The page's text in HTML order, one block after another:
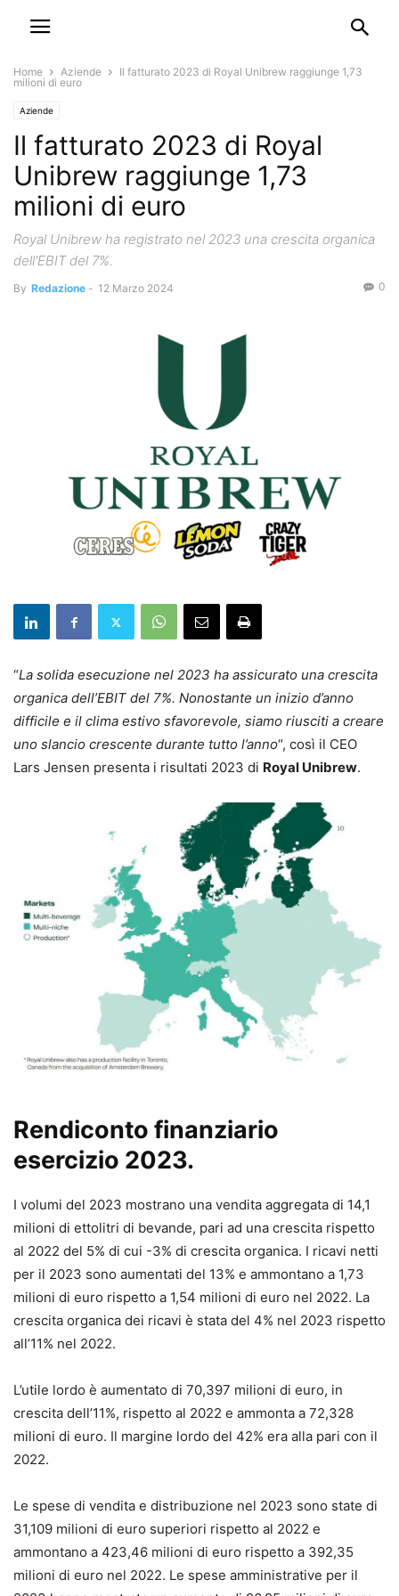
Home Aziende
Il fatturato 2023 di Royal Unibrew raggiunge 1,73
milioni di euro
Aziende
Il fatturato 2023 di Royal
Unibrew raggiunge 1,73
milioni di euro
Royal Unibrew ha registrato nel 2023 una crescita organica
dell'EBIT del 7%.
By Redazione - 12 Marzo 2024 0
“La solida esecuzione nel 2023 ha assicurato una crescita
organica dell’EBIT del 7%. Nonostante un inizio d’anno
difficile e il clima estivo sfavorevole, siamo riusciti a creare
uno slancio crescente durante tutto l’anno“, così il CEO
Lars Jensen presenta i risultati 2023 di Royal Unibrew.
Rendiconto finanziario
esercizio 2023.
I volumi del 2023 mostrano una vendita aggregata di 14,1
milioni di ettolitri di bevande, pari ad una crescita rispetto
al 2022 del 5% di cui -3% di crescita organica. I ricavi netti
per il 2023 sono aumentati del 13% e ammontano a 1,73
milioni di euro rispetto a 1,54 milioni di euro nel 2022. La
crescita organica dei ricavi è stata del 4% nel 2023 rispetto
all’11% nel 2022.
L’utile lordo è aumentato di 70,397 milioni di euro, in
crescita dell’11%, rispetto al 2022 e ammonta a 72,328
milioni di euro. Il margine lordo del 42% era alla pari con il
2022.
Le spese di vendita e distribuzione nel 2023 sono state di
31,109 milioni di euro superiori rispetto al 2022 e
ammontano a 423,46 milioni di euro rispetto a 392,35
milioni di euro nel 2022. Le spese amministrative per il